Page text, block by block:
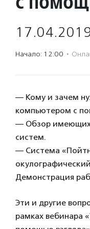
Начало: 12:00 ·
— Кому и зачем
компьютером с
— Обзор
систем.
— Система
Демонстрация
Эти и другие
рамках вебинара